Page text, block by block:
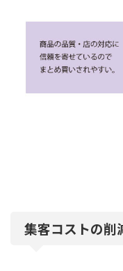
集客コストの削